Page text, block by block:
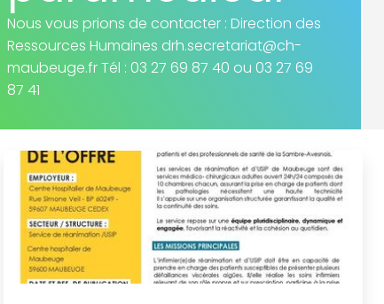
Nous vous prions de contacter : Direction des
Ressources Humaines drh.secretariat@ch-
maubeuge.fr Tél : 03 27 69 87 40 ou 03 27 69
87 41